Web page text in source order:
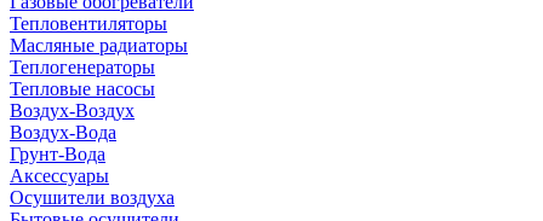
Тепловентиляторы
Масляные радиаторы
Теплогенераторы
Тепловые насосы
Воздух-Воздух
Воздух-Вода
Грунт-Вода
Аксессуары
Осушители воздуха